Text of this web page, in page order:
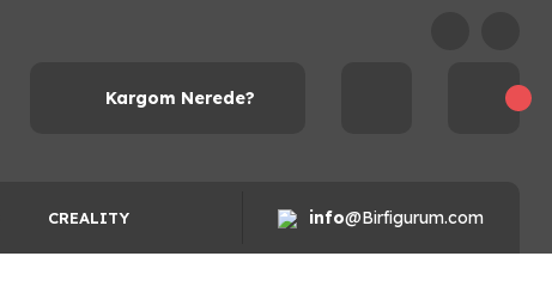
Kargom Nerede?
CREALITY info@Birfigurum.com